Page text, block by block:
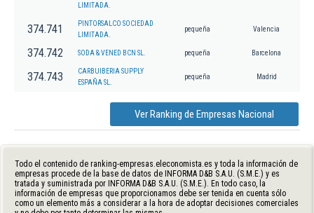
LIMITADA.
374.741
PINTORSALCO SOCIEDAD
LIMITADA.
pequeña Valencia
374.742 SODA & VENED BCN SL. pequeña Barcelona
374.743
CARBUIBERIA SUPPLY
ESPAÑA SL.
pequeña Madrid
Ver Ranking de Empresas Nacional
Todo el contenido de ranking-empresas.eleconomista.es y toda la información de
empresas procede de la base de datos de INFORMA D&B S.A.U. (S.M.E.) y es
tratada y suministrada por INFORMA D&B S.A.U. (S.M.E.). En todo caso, la
información de empresas que proporcionamos debe ser tenida en cuenta sólo
como un elemento más a considerar a la hora de adoptar decisiones comerciales